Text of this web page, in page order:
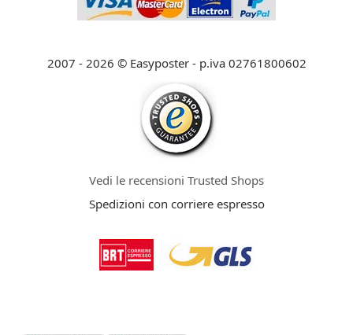
2007 - 2026 © Easyposter - p.iva 02761800602
Vedi le recensioni Trusted Shops
Spedizioni con corriere espresso